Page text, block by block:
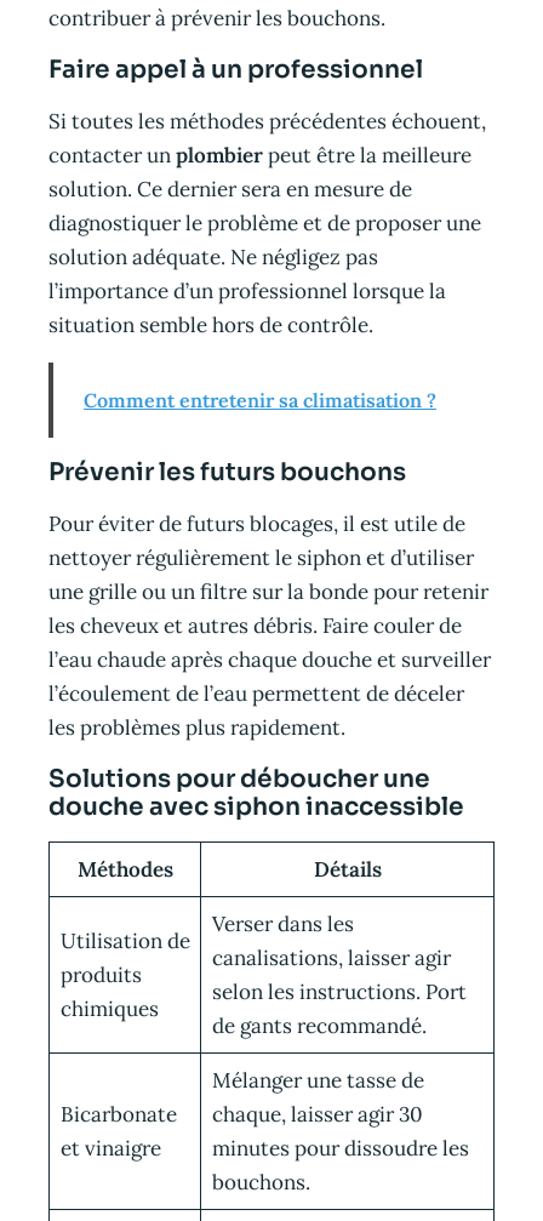
contribuer à prévenir les bouchons.
Faire appel à un professionnel
Si toutes les méthodes précédentes échouent,
contacter unplombierpeut être la meilleure
solution. Ce dernier sera en mesure de
diagnostiquer le problème et de proposer une
solution adéquate. Ne négligez pas
l’importance d’un professionnel lorsque la
situation semble hors de contrôle.
Comment entretenir sa climatisation ?
Prévenir les futurs bouchons
Pour éviter de futurs blocages, il est utile de
nettoyer régulièrement le siphon et d’utiliser
une grille ou un filtre sur la bonde pour retenir
les cheveux et autres débris. Faire couler de
l’eau chaude après chaque douche et surveiller
l’écoulement de l’eau permettent de déceler
les problèmes plus rapidement.
Solutions pour déboucher une
douche avec siphon inaccessible
Méthodes Détails
Utilisation de
produits
chimiques
Verser dans les
canalisations, laisser agir
selon les instructions. Port
de gants recommandé.
Bicarbonate
et vinaigre
Mélanger une tasse de
chaque, laisser agir 30
minutes pour dissoudre les
bouchons.